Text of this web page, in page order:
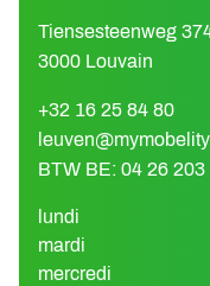
Tiensesteenweg
3000 Louvain
+32 16 25 84 80
BTW BE: 04 26 203
lundi
mardi
mercredi